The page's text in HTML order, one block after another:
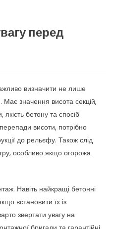
перед
визначити не лише
Має значення висота секцій,
бетону та спосіб
висоти, потрібно
до рельєфу. Також слід
особливо якщо огорожа
Навіть найкращі бетонні
встановити їх із
звертати увагу на